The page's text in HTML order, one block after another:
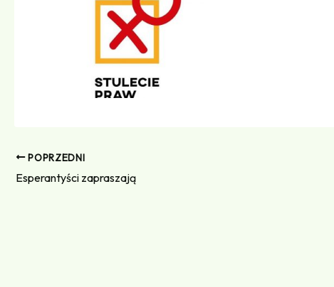
POPRZEDNI
Esperantyści zapraszają